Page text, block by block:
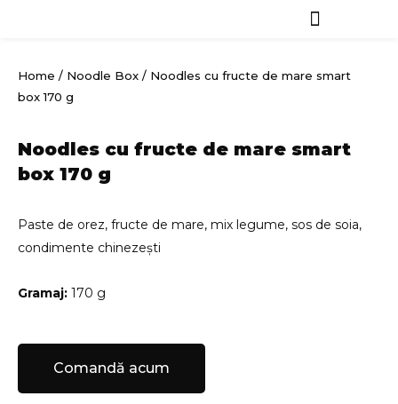
Home / Noodle Box / Noodles cu fructe de mare smart
box 170 g
Noodles cu fructe de mare smart
box 170 g
Paste de orez, fructe de mare, mix legume, sos de soia,
condimente chinezești
Gramaj: 170 g
Comandă acum